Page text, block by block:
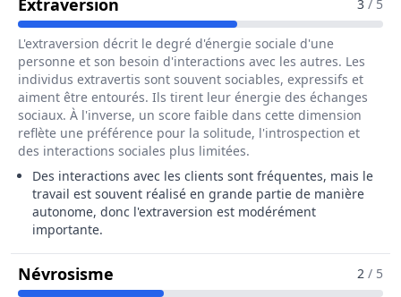
Extraversion 3 / 5
L'extraversion décrit le degré d'énergie sociale d'une
personne et son besoin d'interactions avec les autres. Les
individus extravertis sont souvent sociables, expressifs et
aiment être entourés. Ils tirent leur énergie des échanges
sociaux. À l'inverse, un score faible dans cette dimension
reflète une préférence pour la solitude, l'introspection et
des interactions sociales plus limitées.
Des interactions avec les clients sont fréquentes, mais le
travail est souvent réalisé en grande partie de manière
autonome, donc l'extraversion est modérément
importante.
Névrosisme Pour Le Métier De Ramoneur /2 / 5